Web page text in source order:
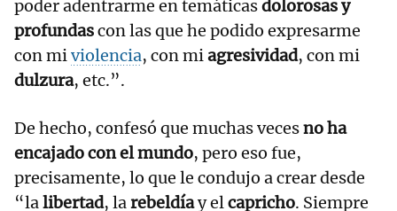
poder adentrarme en temáticasdolorosas y
profundascon las que he podido expresarme
con miviolencia, con miagresividad, con mi
dulzura, etc.”.
De hecho, confesó que muchas vecesno ha
encajado con el mundo, pero eso fue,
precisamente, lo que le condujo a crear desde
“lalibertad, larebeldíay elcapricho. Siempre